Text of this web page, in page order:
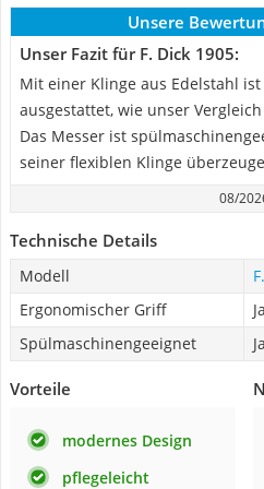
Unsere
Unser Fazit für F. Dick 1905:
Mit einer Klinge aus Edelstahl
ausgestattet, wie unser
Das Messer ist
seiner flexiblen Klinge
08/
Technische Details
Modell
Ergonomischer Griff
Ja
Spülmaschinengeeignet
Ja
Vorteile
modernes Design
pflegeleicht